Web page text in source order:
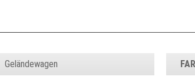
Geländewagen